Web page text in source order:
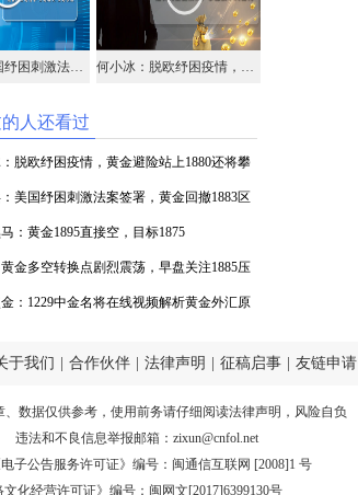
盛文兵：美国纾困刺激法案签署，黄金回撤1883区域多 何小冰：脱欧纾困疫情，黄金避险站上1880还将攀升
人还看过
脱欧纾困疫情，黄金避险站上1880还将攀
美国纾困刺激法案签署，黄金回撤1883区
：黄金1895直接空，目标1875
金多空转换点剧烈震荡，早盘关注1885压
：1229中金名将在线视频解析黄金外汇原
于我们 合作伙伴 法律声明 征稿启事 友链申请
、数据仅供参考，使用前务请仔细阅读法律声明 ，风险自负
违法和不良信息举报邮箱： zixun@cnfol.net
公告服务许可证》编号：闽通信互联网 [2008]1 号
文化经营许可证》编号：闽网文[2017]6399130号